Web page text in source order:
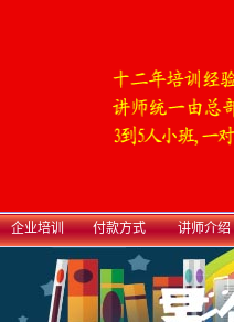
企业培训 付款方式 讲师介绍